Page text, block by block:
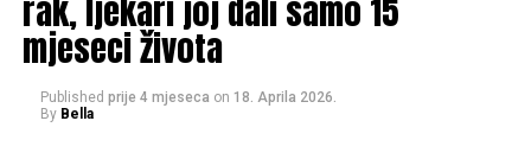
daje dodatnu dimenziju.
“Ovdje bih proizvodio vrhunski pjenušac koji bi nosio ime
sela, Postinje”, otkriva Dragan, uvjeren da ovaj kraj ima
puno veći potencijal nego što se danas čini.
rak, ljekari joj dali samo 15
mjeseci života
Published prije 4 mjeseca on 18. Aprila 2026.
By Bella